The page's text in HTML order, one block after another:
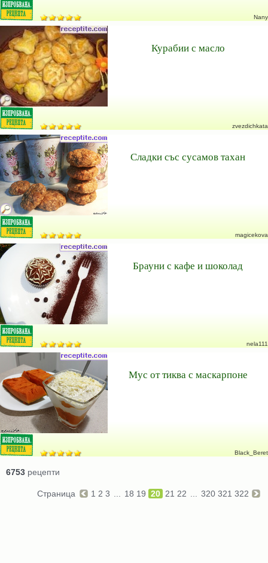
Nany
Курабии с масло
zvezdichkata
Сладки със сусамов тахан
magicekova
Брауни с кафе и шоколад
nela111
Мус от тиква с маскарпоне
Black_Beret
6753 рецепти
Страница 1 2 3 18 19 20 21 22 320 321 322